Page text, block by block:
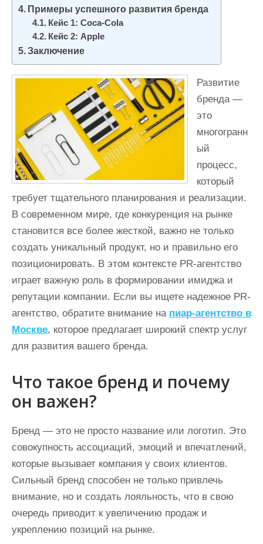
Примеры успешного развития бренда
Кейс 1: Coca-Cola
Кейс 2: Apple
Заключение
Развитие
бренда —
это
многогранн
ый
процесс,
который
требует тщательного планирования и реализации.
В современном мире, где конкуренция на рынке
становится все более жесткой, важно не только
создать уникальный продукт, но и правильно его
позиционировать. В этом контексте PR-агентство
играет важную роль в формировании имиджа и
репутации компании. Если вы ищете надежное PR-
агентство, обратите внимание на пиар-агентство в
Москве, которое предлагает широкий спектр услуг
для развития вашего бренда.
Что такое бренд и почему
он важен?
Бренд — это не просто название или логотип. Это
совокупность ассоциаций, эмоций и впечатлений,
которые вызывает компания у своих клиентов.
Сильный бренд способен не только привлечь
внимание, но и создать лояльность, что в свою
очередь приводит к увеличению продаж и
укреплению позиций на рынке.